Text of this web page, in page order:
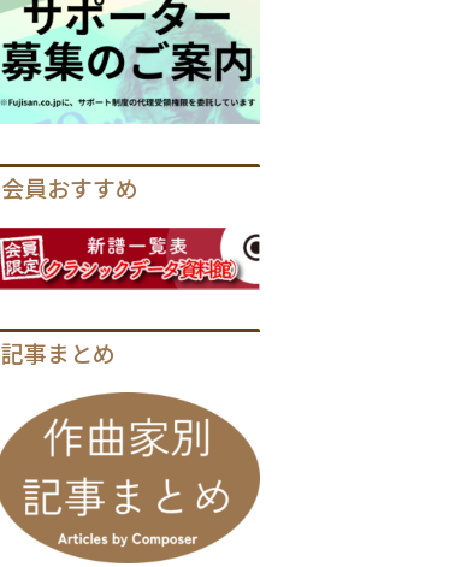
会員おすすめ
記事まとめ